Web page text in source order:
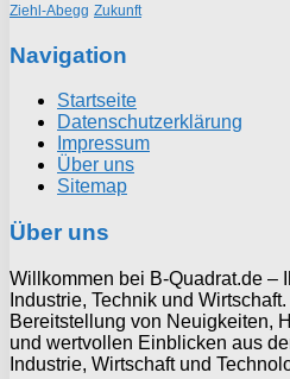
Ziehl-Abegg Zukunft
Navigation
Startseite
Datenschutzerklärung
Impressum
Über uns
Sitemap
Über uns
Willkommen bei B-Quadrat.de –
Industrie, Technik und
Bereitstellung von Neuigkeiten,
und wertvollen Einblicken aus
Industrie, Wirtschaft und